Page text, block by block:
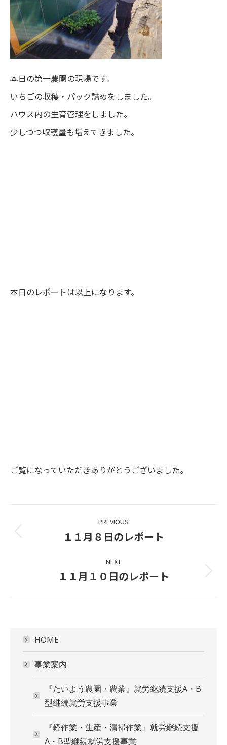
本日の第一農園の現場です。
いちごの収穫・パック詰めをしました。
ハウス内の生育管理をしました。
少しづつ収穫量も増えてきました。
本日のレポートは以上になります。
ご覧になっていただきありがとうございました。
navigation
PREVIOUS
Previous
１１月８日のレポート
NEXT
Next
１１月１０日のレポート
HOME
事業案内
『たいよう農園・農業』就労継続支援A・B
型継続就労支援事業
『軽作業・生産・清掃作業』就労継続支援
A・B型継続就労支援事業